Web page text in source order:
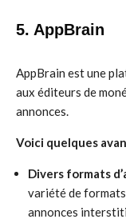
5. AppBrain
AppBrain est une
aux éditeurs de
annonces.
Voici quelques
Divers formats
variété de formats
annonces